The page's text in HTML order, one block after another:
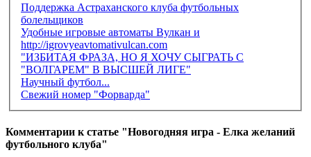
Поддержка Астраханского клуба футбольных
болельщиков
Удобные игровые автоматы Вулкан и
http://igrovyeavtomativulcan.com
"ИЗБИТАЯ ФРАЗА, НО Я ХОЧУ СЫГРАТЬ С
"ВОЛГАРЕМ" В ВЫСШЕЙ ЛИГЕ"
Научный футбол...
Свежий номер "Форварда"
Комментарии к статье "Новогодняя игра - Елка желаний
футбольного клуба"